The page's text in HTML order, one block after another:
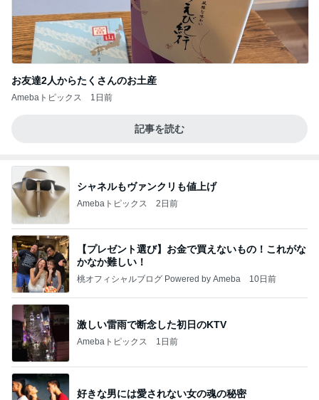
お友達2人からたくさんのお土産
Amebaトピックス 1日前
記事を読む
シャネルもヴァンクリも値上げ
Amebaトピックス 2日前
【プレゼント選び】お金で買えないもの！これがな
かなか難しい！
桃オフィシャルブログ Powered by Ameba 10日前
激しい雷雨で断念した初日のKTV
Amebaトピックス 1日前
好きな男には愛されない女の魂の秘密